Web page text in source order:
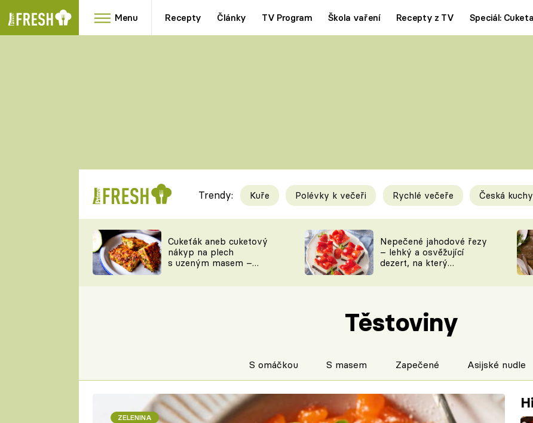
Menu Recepty Články TV Program Škola vaření Recepty z TV Speciál: Cuketa
RYCHLOVKY
Videorecepty
TEĎ VAŘÍ ŠÉF!
Tipy a triky
KAM ZA JÍDLEM
Trendy: Kuře Polévky k večeři Rychlé večeře Česká
Cukeťák aneb cuketový
nákyp na plech
s uzeným masem –
Nepečené jahodové řezy
– lehký a osvěžující
dezert, na který
Těstoviny
S omáčkou S masem Zapečené Asijské nudle
ZELENINA